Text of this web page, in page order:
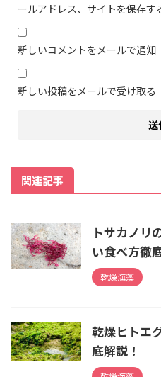
ールアドレス、サイトを保存す
新しいコメントをメールで通知
新しい投稿をメールで受け取る
関連記事
トサカノリ
い食べ方徹
乾燥海藻
乾燥ヒトエ
底解説！